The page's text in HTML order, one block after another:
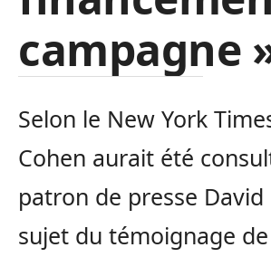
campagne
Selon le New York
Cohen aurait été
patron de presse David
sujet du témoignage